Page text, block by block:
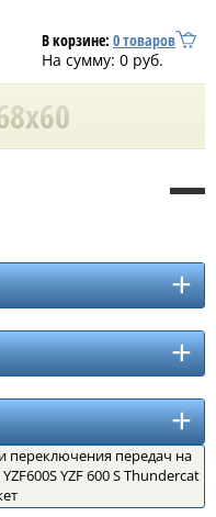
В корзине: 0товаров
На сумму: 0 руб.
переключения передач на
YZF 600 S Thundercat